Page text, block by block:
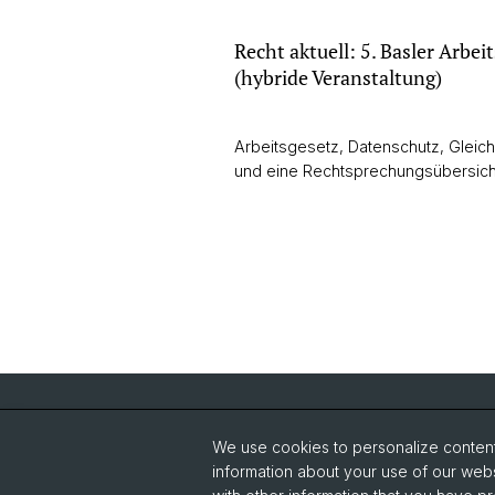
Recht aktuell: 5. Basler
(hybride Veranstaltung)
Arbeitsgesetz, Datenschutz,
und eine
IT-Service Center JBH
News-Ticker
We use cookies to personalize
information about your use of our